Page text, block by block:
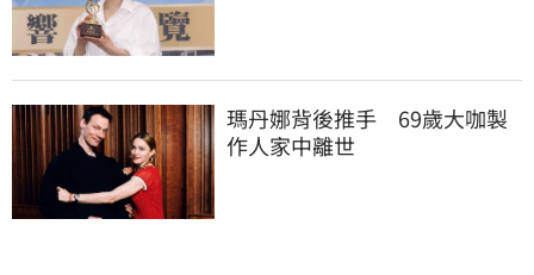
瑪丹娜背後推手　69歲大咖製
作人家中離世